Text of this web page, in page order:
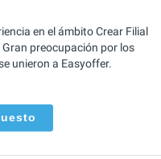
en el ámbito Crear Filial
Gran preocupación por los
unieron a Easyoffer.